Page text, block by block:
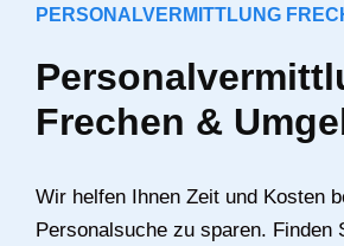
PERSONALVERMITTLUNG
Frechen &
Wir helfen Ihnen Zeit und Kosten
Personalsuche zu sparen. Finden